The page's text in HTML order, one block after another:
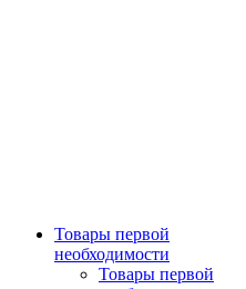
Товары первой
необходимости
Товары первой